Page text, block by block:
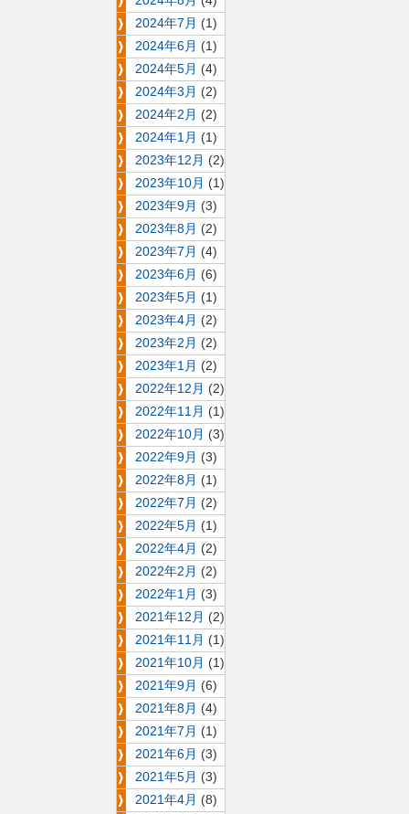
2024年7月 (1)
2024年6月 (1)
2024年5月 (4)
2024年3月 (2)
2024年2月 (2)
2024年1月 (1)
2023年12月 (2)
2023年10月 (1)
2023年9月 (3)
2023年8月 (2)
2023年7月 (4)
2023年6月 (6)
2023年5月 (1)
2023年4月 (2)
2023年2月 (2)
2023年1月 (2)
2022年12月 (2)
2022年11月 (1)
2022年10月 (3)
2022年9月 (3)
2022年8月 (1)
2022年7月 (2)
2022年5月 (1)
2022年4月 (2)
2022年2月 (2)
2022年1月 (3)
2021年12月 (2)
2021年11月 (1)
2021年10月 (1)
2021年9月 (6)
2021年8月 (4)
2021年7月 (1)
2021年6月 (3)
2021年5月 (3)
2021年4月 (8)